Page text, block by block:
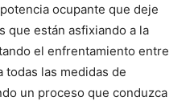
ocupante que deje
que están asfixiando a la
el enfrentamiento entre
todas las medidas de
un proceso que conduzca